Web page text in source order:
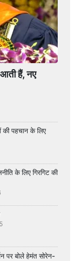
हैं, नए
की पहचान के लिए
के लिए गिरगिट की
पर बोले हेमंत सोरेन-